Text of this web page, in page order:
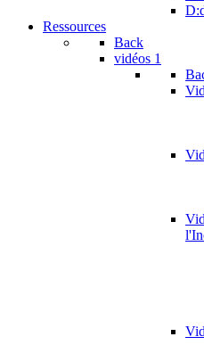
Ressources
Back
vidéos 1